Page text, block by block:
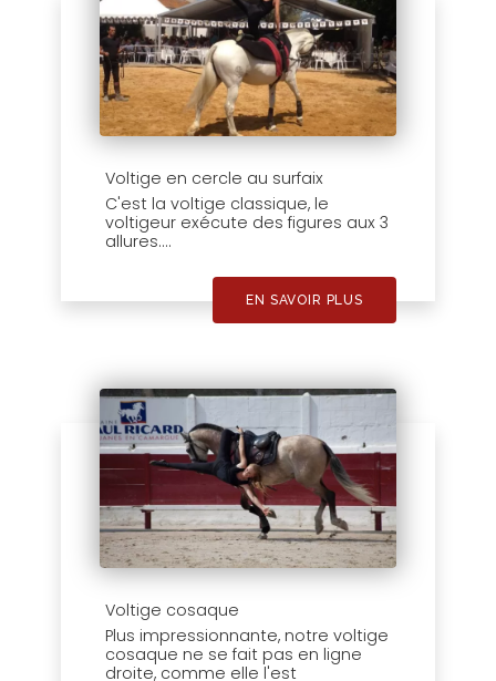
Voltige en cercle au surfaix
C'est la voltige classique, le
voltigeur exécute des figures aux 3
allures....
EN SAVOIR PLUS
Voltige cosaque
Plus impressionnante, notre voltige
cosaque ne se fait pas en ligne
droite, comme elle l'est